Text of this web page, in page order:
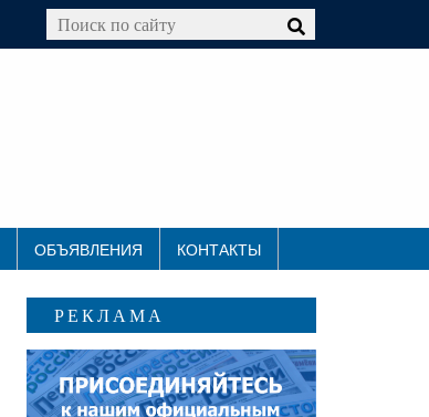
ОБЪЯВЛЕНИЯ КОНТАКТЫ
РЕКЛАМА